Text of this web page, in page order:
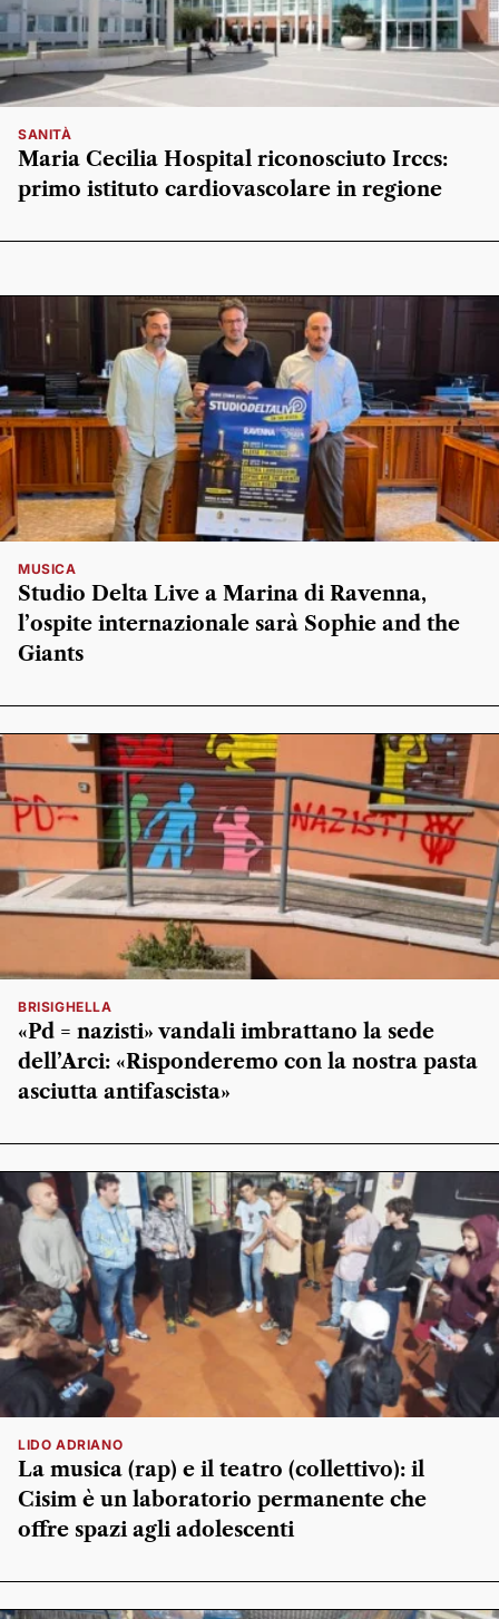
SANITÀ
Maria Cecilia Hospital riconosciuto Irccs:
primo istituto cardiovascolare in regione
MUSICA
Studio Delta Live a Marina di Ravenna,
l’ospite internazionale sarà Sophie and the
Giants
BRISIGHELLA
«Pd = nazisti» vandali imbrattano la sede
dell’Arci: «Risponderemo con la nostra pasta
asciutta antifascista»
LIDO ADRIANO
La musica (rap) e il teatro (collettivo): il
Cisim è un laboratorio permanente che
offre spazi agli adolescenti